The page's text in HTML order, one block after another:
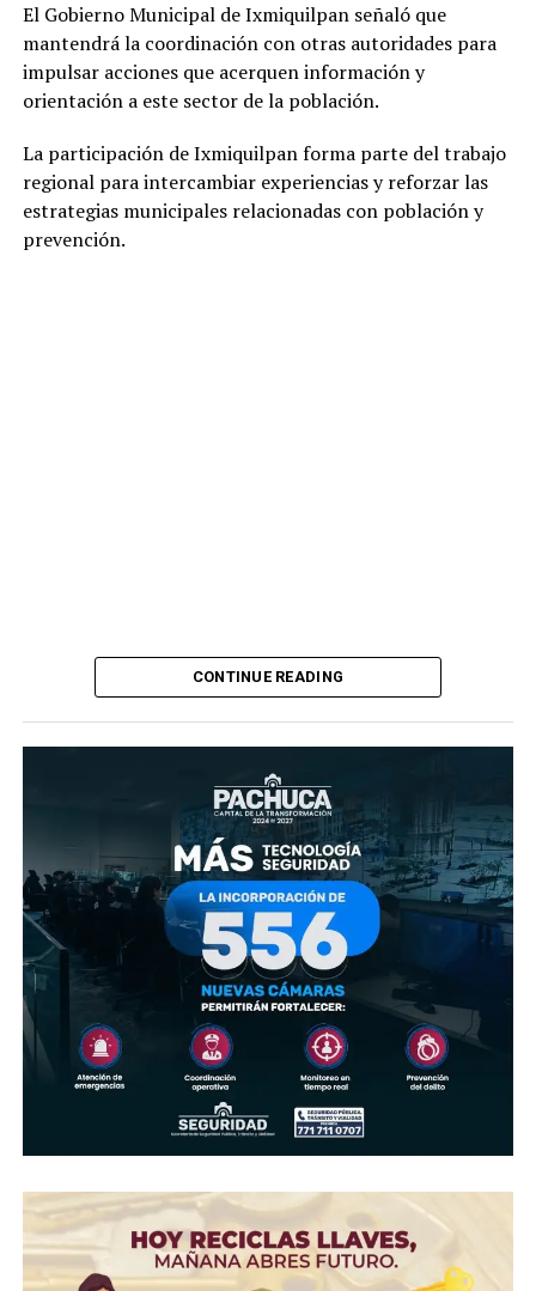
El Gobierno Municipal de Ixmiquilpan señaló que
mantendrá la coordinación con otras autoridades para
impulsar acciones que acerquen información y
orientación a este sector de la población.
La participación de Ixmiquilpan forma parte del trabajo
regional para intercambiar experiencias y reforzar las
estrategias municipales relacionadas con población y
prevención.
CONTINUE READING